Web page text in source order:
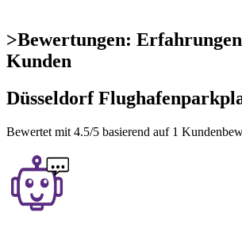
>Bewertungen:
Kunden
Düsseldorf
Bewertet mit 4.5/5 basierend auf 1